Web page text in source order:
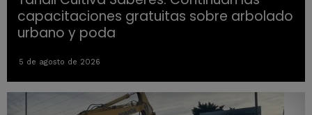
capacitaciones gratuitas sobre arbolado
urbano y poda
5 de agosto de 2026